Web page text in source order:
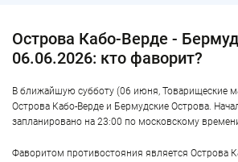
Острова Кабо-Верде -
06.06.2026: кто фаворит?
В ближайшую субботу (06 июня, Товарищеские
Острова Кабо-Верде и Бермудские Острова.
запланировано на 23:00 по московскому
Фаворитом противостояния является Острова